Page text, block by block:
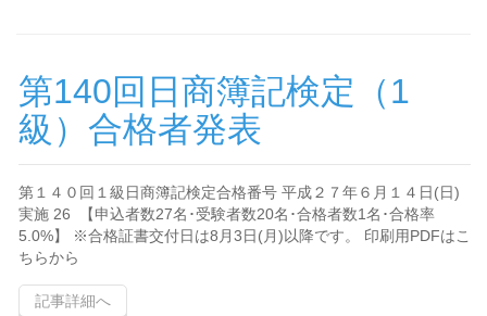
第140回日商簿記検定（1
級）合格者発表
第１４０回１級日商簿記検定合格番号 平成２７年６月１４日(日)
実施 26 【申込者数27名･受験者数20名･合格者数1名･合格率
5.0%】 ※合格証書交付日は8月3日(月)以降です。 印刷用PDFはこ
ちらから
記事詳細へ